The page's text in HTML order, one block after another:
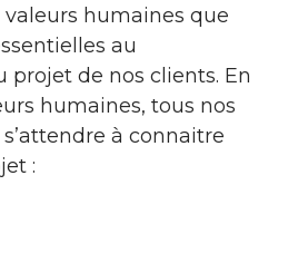
valeurs humaines que
au
de nos clients. En
humaines, tous nos
à connaitre
: